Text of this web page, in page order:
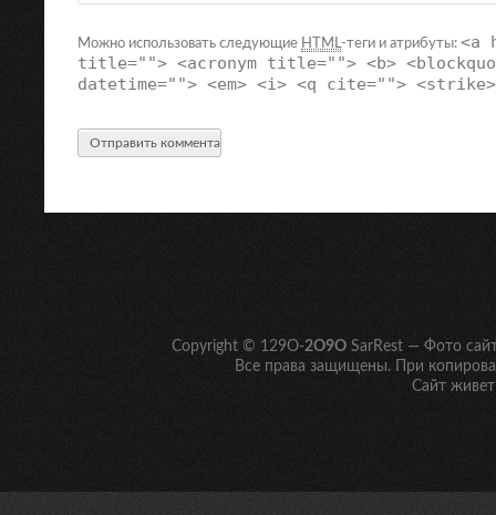
Можно использовать следующие HTML-теги и атрибуты: <a
title=""> <acronym title=""> <b>
datetime=""> <em> <i> <q cite="">
Copyright © 129O-2O9O SarRest — Фото
Все права защищены. При
Сайт живет